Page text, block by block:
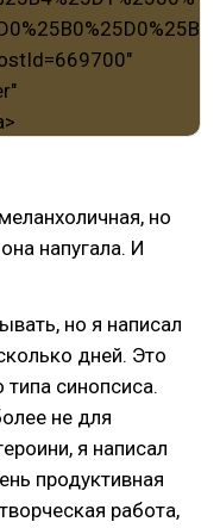
но
напугала. И
но я написал
дней. Это
типа синопсиса.
не для
я написал
продуктивная
работа,